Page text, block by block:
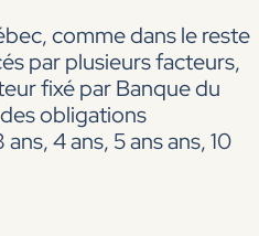
comme dans le reste
par plusieurs facteurs,
fixé par Banque du
obligations
4 ans, 5 ans ans, 10